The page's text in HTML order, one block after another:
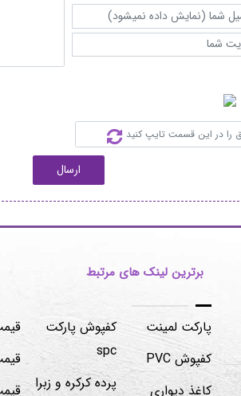
ارسال
برترین لینک های مرتبط
پارکت لمینت
کفپوش PVC
کاغذ دیواری
کفپوش پارکت
spc
پرده کرکره و زبرا